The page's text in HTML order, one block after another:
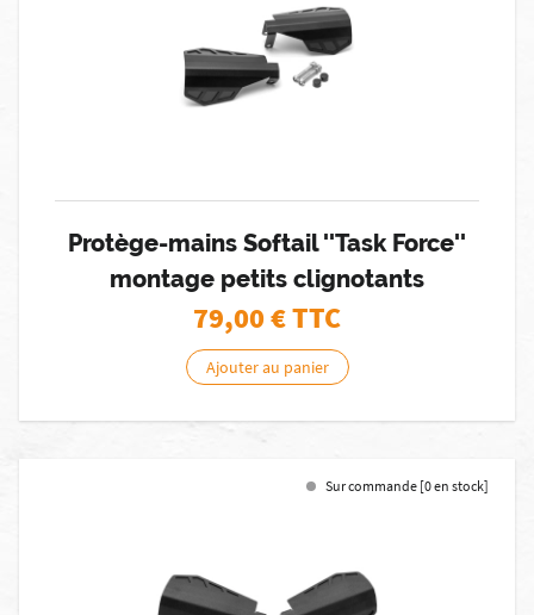
Protège-mains Softail ''Task Force''
montage petits clignotants
79,00€ TTC
Ajouter au panier
Sur commande [0 en stock]